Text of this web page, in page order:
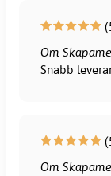
Om
Snabb
Om